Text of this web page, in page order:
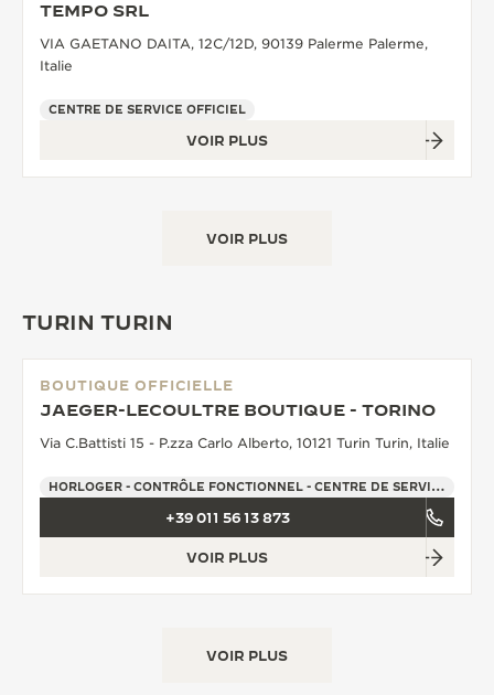
TEMPO SRL
VIA GAETANO DAITA, 12C/12D, 90139 Palerme Palerme,
Italie
CENTRE DE SERVICE OFFICIEL
VOIR PLUS
VOIR PLUS
TURIN TURIN
BOUTIQUE OFFICIELLE
JAEGER-LECOULTRE BOUTIQUE - TORINO
Via C.Battisti 15 - P.zza Carlo Alberto, 10121 Turin Turin, Italie
HORLOGER - CONTRÔLE FONCTIONNEL - CENTRE DE SERVICE OFFICIEL - POINT DE VENTE
+39 011 56 13 873
VOIR PLUS
VOIR PLUS